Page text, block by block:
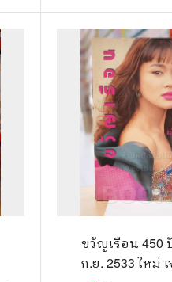
ขวัญเรือน 450
ก.ย. 2533 ใหม่
📒 สมุดบันทึก
🎥 ของสะสมจากหนั
📅 ปฏิทินเก่า
อื่นๆ